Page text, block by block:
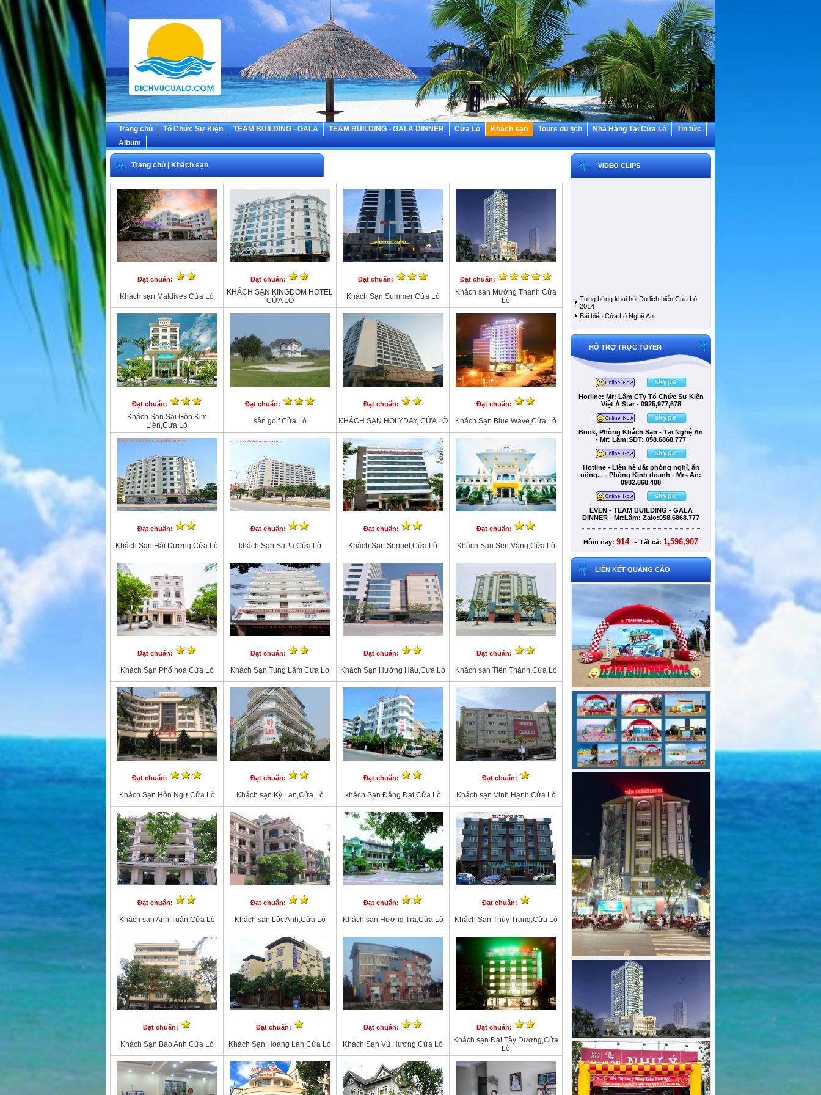
Trang chủ Tổ Chức Sự Kiện TEAM BUILDING - GALA TEAM BUILDING - GALA DINNER Cửa Lò Khách sạn Tours du lịch Nhà Hàng Tại Cửa Lò
Tin tức
Album
Trang chủ Khách sạn
Đạt chuẩn:
Khách sạn Maldives Cửa Lò
Đạt chuẩn:
KHÁCH SẠN KINGDOM HOTEL
CỬA LÒ
Đạt chuẩn:
Khách Sạn Summer Cửa Lò
Đạt chuẩn:
Khách sạn Mường Thanh Cửa
Lò
Đạt chuẩn:
Khách Sạn Sài Gòn Kim
Liên,Cửa Lò
Đạt chuẩn:
sân golf Cửa Lò
Đạt chuẩn:
KHÁCH SẠN HOLYDAY, CỬA LÒ
Đạt chuẩn:
Khách Sạn Blue Wave,Cửa Lò
Đạt chuẩn:
Khách Sạn Hải Dương,Cửa Lò
Đạt chuẩn:
khách Sạn SaPa,Cửa Lò
Đạt chuẩn:
Khách Sạn Sonnet,Cửa Lò
Đạt chuẩn:
Khách Sạn Sen Vàng,Cửa Lò
Đạt chuẩn:
Khách Sạn Phố hoa,Cửa Lò
Đạt chuẩn:
Khách Sạn Tùng Lâm Cửa Lò
Đạt chuẩn:
Khách Sạn Hường Hậu,Cửa Lò
Đạt chuẩn:
Khách sạn Tiến Thành,Cửa Lò
Đạt chuẩn:
Khách Sạn Hòn Ngư,Cửa Lò
Đạt chuẩn:
Khách sạn Kỳ Lan,Cửa Lò
Đạt chuẩn:
khách Sạn Đặng Đạt,Cửa Lò
Đạt chuẩn:
Khách sạn Vinh Hạnh,Cửa Lò
Đạt chuẩn:
Khách sạn Anh Tuấn,Cửa Lò
Đạt chuẩn:
Khách sạn Lộc Anh,Cửa Lò
Đạt chuẩn:
Khách sạn Hương Trà,Cửa Lò
Đạt chuẩn:
Khách Sạn Thùy Trang,Cửa Lò
Đạt chuẩn:
Khách Sạn Bảo Anh,Cửa Lò
Đạt chuẩn:
Khách Sạn Hoàng Lan,Cửa Lò
Đạt chuẩn:
Khách Sạn Vũ Hương,Cửa Lò
Đạt chuẩn:
Khách sạn Đại Tây Dương,Cửa
Lò
VIDEO CLIPS
Tưng bừng khai hội Du lịch biển Cửa Lò
2014
Bãi biển Cửa Lò Nghệ An
HỖ TRỢ TRỰC TUYẾN
Hotline: Mr: Lâm CTy Tổ Chức Sự Kiện
Việt Á Star - 0925,977,678
Book, Phòng Khách Sạn - Tại Nghệ An
- Mr: Lâm:SÐT: 058.6868.777
Hotline - Liên hệ đặt phòng nghỉ, ăn
uống... - Phòng Kinh doanh - Mrs An:
0982.868.408
EVEN - TEAM BUILDING - GALA
DINNER - Mr:Lâm: Zalo:058.6868.777
Hôm nay: 914- Tất cả: 1,596,907
LIÊN KẾT QUẢNG CÁO